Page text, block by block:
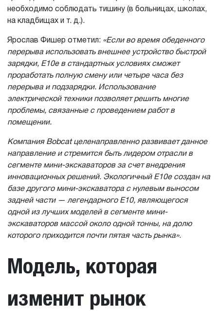
необходимо соблюдать тишину (в больницах, школах,
на кладбищах и т. д.).
Ярослав Фишер отметил: «Если во время обеденного
перерыва использовать внешнее устройство быстрой
зарядки, E10e в стандартных условиях сможет
проработать полную смену или четыре часа без
перерыва и подзарядки. Использование
электрической техники позволяет решить многие
проблемы, связанные с проведением работ в
помещении.
Компания Bobcat целенаправленно развивает данное
направление и стремится быть лидером отрасли в
сегменте мини-экскаваторов за счет внедрения
инновационных решений. Экологичный E10e создан на
базе другого мини-экскаватора с нулевым выносом
задней части — легендарного E10, являющегося
одной из лучших моделей в сегменте мини-
экскаваторов массой около одной тонны, на долю
которого приходится почти пятая часть рынка».
Модель, которая
изменит рынок